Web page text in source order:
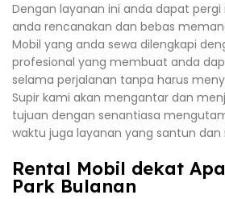
Dengan layanan ini anda dapat
anda rencanakan dan bebas
Mobil yang anda sewa dilengkapi
profesional yang membuat anda
selama perjalanan tanpa harus
Supir kami akan mengantar dan
tujuan dengan senantiasa
waktu juga layanan yang santun
Rental Mobil dekat
Park Bulanan